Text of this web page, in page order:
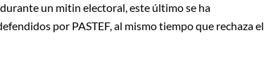
un mitin electoral, este último se ha
por PASTEF, al mismo tiempo que rechaza el